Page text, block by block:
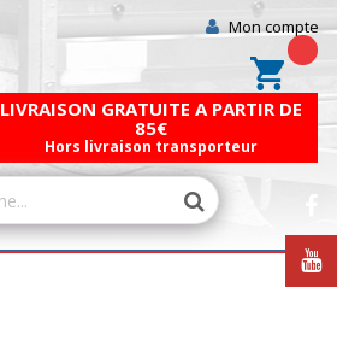
Mon compte
Mon
LIVRAISON GRATUITE A PARTIR DE
85€
Hors livraison transporteur